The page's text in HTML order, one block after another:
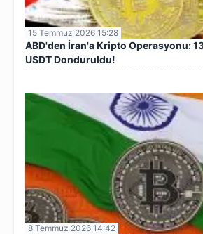
15 Temmuz 2026 15:28
ABD'den İran'a Kripto Operasyonu:
USDT Donduruldu!
8 Temmuz 2026 14:42